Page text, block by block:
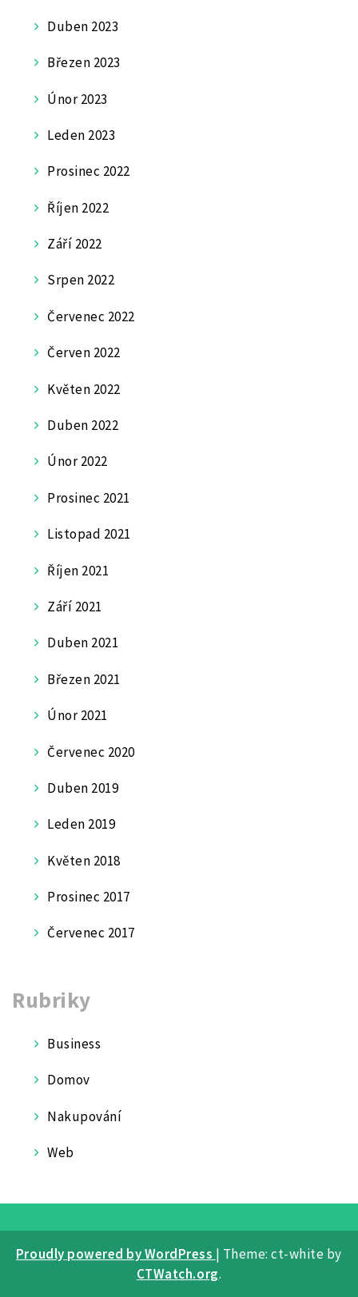
Duben 2023
Březen 2023
Únor 2023
Leden 2023
Prosinec 2022
Říjen 2022
Září 2022
Srpen 2022
Červenec 2022
Červen 2022
Květen 2022
Duben 2022
Únor 2022
Prosinec 2021
Listopad 2021
Říjen 2021
Září 2021
Duben 2021
Březen 2021
Únor 2021
Červenec 2020
Duben 2019
Leden 2019
Květen 2018
Prosinec 2017
Červenec 2017
Rubriky
Business
Domov
Nakupování
Web
Proudly powered by WordPress | Theme: ct-white by
CTWatch.org.